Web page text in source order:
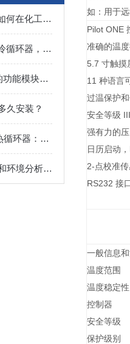
Huber 加热制冷循环器如何在化工行业使用？
想应用好Huber 加热制冷循环器，这篇文章能帮助你
IKA旋转蒸发仪其核心的功能模块具体如下
久安装？
如何有效清洁Huber加热循环器：详细步骤与技巧
微波合成仪在药物合成和环境分析中的应用
如：用于
Pilot ONE
准确的温
5.7 寸触
11 种语言
过温保护
安全等级
强有力的
日历启动
2-点校准
RS232 接
一般信息
温度范围
温度稳定性
控制器
安全等级
保护级别